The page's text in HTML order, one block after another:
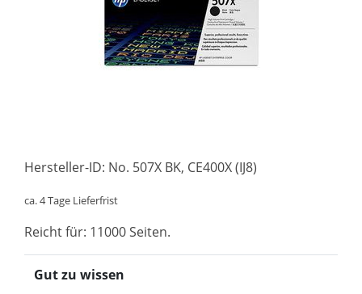
Hersteller-ID: No. 507X BK, CE400X (IJ8)
ca. 4 Tage Lieferfrist
Reicht für: 11000 Seiten.
Gut zu wissen